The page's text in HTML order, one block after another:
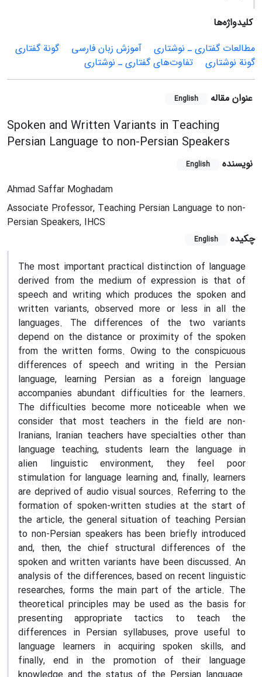
کلیدواژه‌ها
مطالعات گفتاری ـ نوشتاری
آموزش زبان فارسی
گونة گفتاری
گونة نوشتاری
تفاوت‌های گفتاری ـ نوشتاری
عنوان مقاله English
Spoken and Written Variants in Teaching
Persian Language to non-Persian Speakers
نویسنده English
Ahmad Saffar Moghadam
Associate Professor, Teaching Persian Language to non-
Persian Speakers, IHCS
چکیده
English
The most important practical distinction of language
derived from the medium of expression is that of
speech and writing which produces the spoken and
written variants, observed more or less in all the
languages. The differences of the two variants
depend on the distance or proximity of the spoken
from the written forms. Owing to the conspicuous
differences of speech and writing in the Persian
language, learning Persian as a foreign language
accompanies abundant difficulties for the learners.
The difficulties become more noticeable when we
consider that most teachers in the field are non-
Iranians, Iranian teachers have specialties other than
language teaching, students learn the language in
alien linguistic environment, they feel poor
stimulation for language learning and, finally, learners
are deprived of audio visual sources. Referring to the
formation of spoken-written studies at the start of
the article, the general situation of teaching Persian
to non-Persian speakers has been briefly introduced
and, then, the chief structural differences of the
spoken and written variants have been discussed. An
analysis of the differences, based on recent linguistic
researches, forms the main part of the article. The
theoretical principles may be used as the basis for
presenting appropriate tactics to teach the
differences in Persian syllabuses, prove useful to
language learners in acquiring spoken skills, and
finally, end in the promotion of their language